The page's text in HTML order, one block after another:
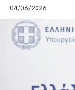
04/06/2026